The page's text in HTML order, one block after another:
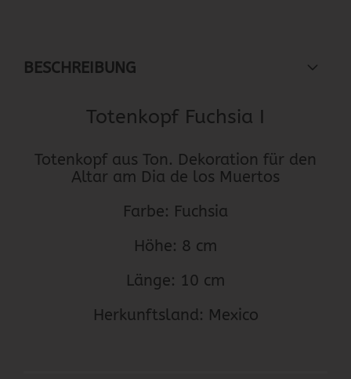
BESCHREIBUNG
Totenkopf Fuchsia I
Totenkopf aus Ton. Dekoration für den
Altar am Dia de los Muertos
Farbe: Fuchsia
Höhe: 8 cm
Länge: 10 cm
Herkunftsland: Mexico